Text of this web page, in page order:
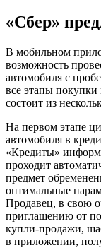
«Сбер»
В мобильном
возможность
автомобиля с
все этапы
состоит из
На первом этапе
автомобиля в
«Кредиты»
проходит
предмет
оптимальные
Продавец, в свою
приглашению от
купли-продажи,
в приложении,